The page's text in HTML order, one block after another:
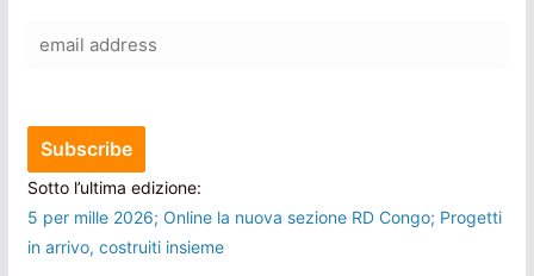
Sotto l’ultima edizione:
5 per mille 2026; Online la nuova sezione RD Congo; Progetti
in arrivo, costruiti insieme